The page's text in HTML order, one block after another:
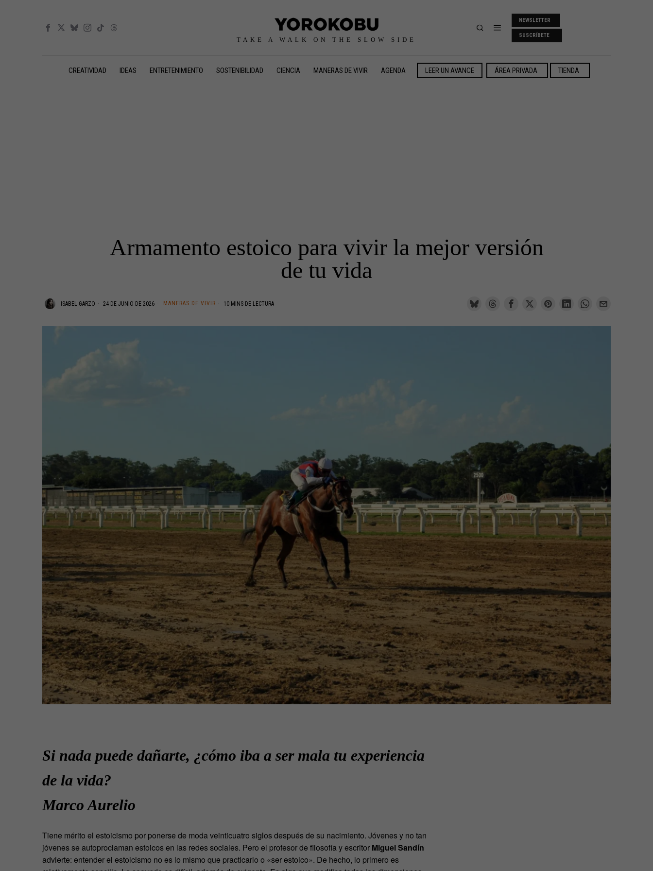
TAKE A WALK ON THE SLOW SIDE
NEWSLETTER
SUSCRÍBETE
CREATIVIDAD IDEAS ENTRETENIMIENTO SOSTENIBILIDAD CIENCIA MANERAS DE VIVIR AGENDA LEER UN AVANCE ÁREA PRIVADA TIENDA
Armamento estoico para vivir la mejor versión
de tu vida
ISABEL GARZO 24 DE JUNIO DE 2026 MANERAS DE VIVIR 10 MINS DE LECTURA
Si nada puede dañarte, ¿cómo iba a ser mala tu experiencia
de la vida?
Marco Aurelio
Tiene mérito el estoicismo por ponerse de moda veinticuatro siglos después de su nacimiento. Jóvenes y no tan
jóvenes se autoproclaman estoicos en las redes sociales. Pero el profesor de filosofía y escritor Miguel Sandín
advierte: entender el estoicismo no es lo mismo que practicarlo o «ser estoico». De hecho, lo primero es